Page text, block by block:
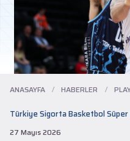
ANASAYFA / HABERLER /
Türkiye Sigorta Basketbol Süper
27 Mayıs 2026